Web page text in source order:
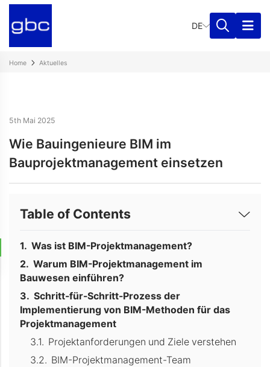
DE
Home Aktuelles
5th Mai 2025
Wie Bauingenieure BIM im
Bauprojektmanagement einsetzen
Table of Contents
Was ist BIM-Projektmanagement?
Warum BIM-Projektmanagement im
Bauwesen einführen?
Schritt-für-Schritt-Prozess der
Implementierung von BIM-Methoden für das
Projektmanagement
Projektanforderungen und Ziele verstehen
BIM-Projektmanagement-Team